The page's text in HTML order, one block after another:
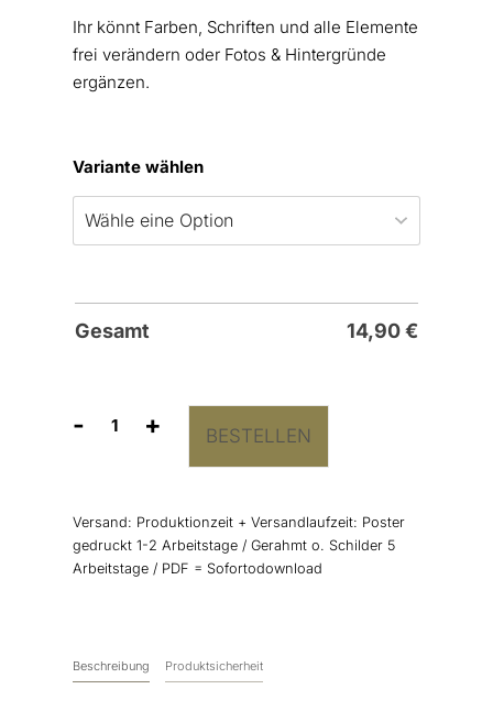
Ihr könnt Farben, Schriften und alle Elemente
frei verändern oder Fotos & Hintergründe
ergänzen.
Variante wählen
Gesamt 14,90€
-
Hochzeitsposter
Menge
+ BESTELLEN
Versand: Produktionzeit + Versandlaufzeit: Poster
gedruckt 1-2 Arbeitstage / Gerahmt o. Schilder 5
Arbeitstage / PDF = Sofortodownload
Beschreibung Produktsicherheit